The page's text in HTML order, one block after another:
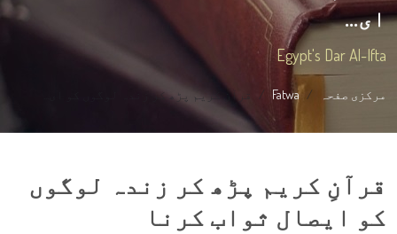
ای...
Egypt's Dar Al-Ifta
مرکزی صفحہ Fatwa قرآنِ کریم پڑھ کر زندہ لوگوں کو ای...
قرآنِ کریم پڑھ کر زندہ لوگوں
کو ایصال ثواب کرنا